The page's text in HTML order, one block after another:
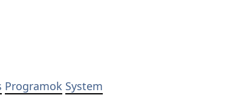
Programok System